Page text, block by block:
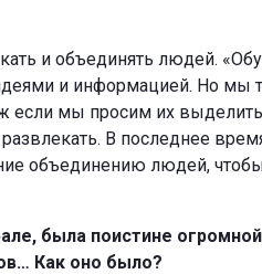
и объединять людей.
и информацией. Но мы
мы просим их
В последнее
объединению людей,
была поистине
Как оно было?